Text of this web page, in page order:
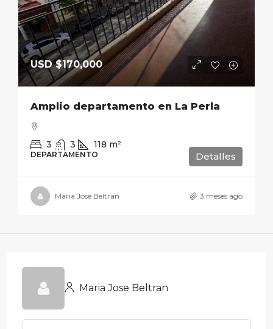
USD$170,000
Amplio departamento en La Perla
3 3 118 m²
DEPARTAMENTO Detalles
Maria Jose Beltran 3 meses ago
Maria Jose Beltran